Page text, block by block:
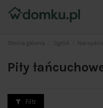
Strona główna Ogród
Piły
Filtr